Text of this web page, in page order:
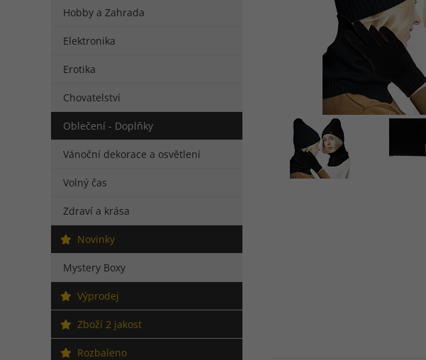
Hobby a Zahrada
Elektronika
Erotika
Chovatelství
Oblečení - Doplňky
Vánoční dekorace a osvětlení
Volný čas
Zdraví a krása
Novinky
Mystery Boxy
Výprodej
Zboží 2 jakost
Rozbaleno